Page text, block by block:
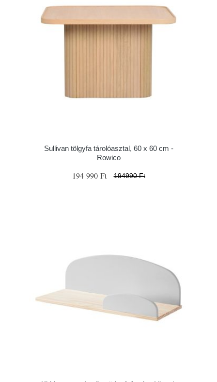
Sullivan tölgyfa tárolóasztal, 60 x 60 cm -
Rowico
194 990 Ft 194990 Ft